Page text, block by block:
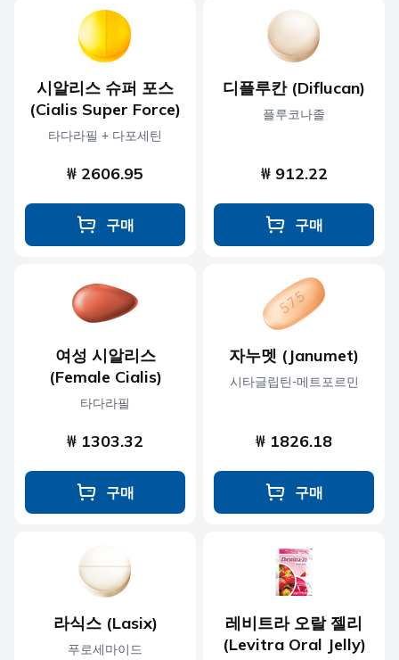
시알리스 슈퍼 포스
(Cialis Super Force)
타다라필 + 다포세틴
₩ 2606.95
구매
디플루칸 (Diflucan)
플루코나졸
₩ 912.22
구매
여성 시알리스
(Female Cialis)
타다라필
₩ 1303.32
구매
자누멧 (Janumet)
시타글립틴-메트포르민
₩ 1826.18
구매
라식스 (Lasix)
푸로세마이드
레비트라 오랄 젤리
(Levitra Oral Jelly)